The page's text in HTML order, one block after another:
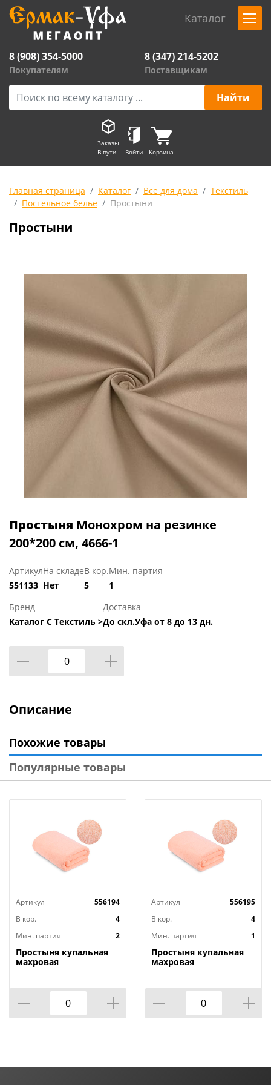
Каталог
8 (908) 354-5000
Покупателям
8 (347) 214-5202
Поставщикам
Заказы
В пути
Войти Корзина
Главная страница Каталог Все для дома
Текстиль
Постельное белье
Простыни
Простыни
Простыня Монохром на резинке
200*200 см, 4666-1
Артикул
551133
На складе
Нет
В кор.
5
Мин. партия
1
Бренд
Каталог С Текстиль >
Доставка
До скл.Уфа от 8 до 13 дн.
Описание
Похожие товары
Популярные товары
Артикул
556194
В кор.
4
Мин. партия
2
Простыня купальная
махровая
Артикул
556195
В кор.
4
Мин. партия
1
Простыня купальная
махровая